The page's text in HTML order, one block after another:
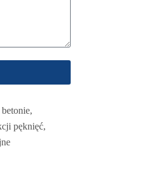
,
pęknięć,